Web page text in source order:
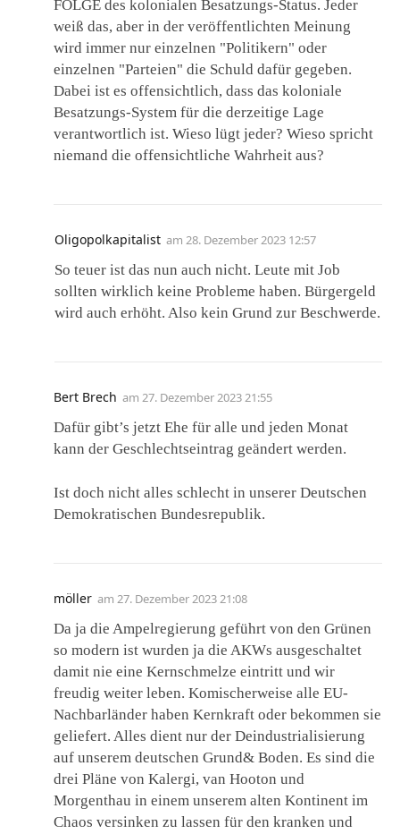
FOLGE des kolonialen Besatzungs-Status. Jeder
weiß das, aber in der veröffentlichten Meinung
wird immer nur einzelnen "Politikern" oder
einzelnen "Parteien" die Schuld dafür gegeben.
Dabei ist es offensichtlich, dass das koloniale
Besatzungs-System für die derzeitige Lage
verantwortlich ist. Wieso lügt jeder? Wieso spricht
niemand die offensichtliche Wahrheit aus?
Oligopolkapitalist am 28. Dezember 2023 12:57
So teuer ist das nun auch nicht. Leute mit Job
sollten wirklich keine Probleme haben. Bürgergeld
wird auch erhöht. Also kein Grund zur Beschwerde.
Bert Brech am 27. Dezember 2023 21:55
Dafür gibt’s jetzt Ehe für alle und jeden Monat
kann der Geschlechtseintrag geändert werden.
Ist doch nicht alles schlecht in unserer Deutschen
Demokratischen Bundesrepublik.
möller am 27. Dezember 2023 21:08
Da ja die Ampelregierung geführt von den Grünen
so modern ist wurden ja die AKWs ausgeschaltet
damit nie eine Kernschmelze eintritt und wir
freudig weiter leben. Komischerweise alle EU-
Nachbarländer haben Kernkraft oder bekommen sie
geliefert. Alles dient nur der Deindustrialisierung
auf unserem deutschen Grund& Boden. Es sind die
drei Pläne von Kalergi, van Hooton und
Morgenthau in einem unserem alten Kontinent im
Chaos versinken zu lassen für den kranken und